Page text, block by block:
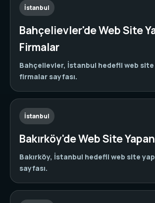
İstanbul
Bahçelievler'de Web Site
Firmalar
Bahçelievler, İstanbul hedefli web site
firmalar sayfası.
İstanbul
Bakırköy'de Web Site
Bakırköy, İstanbul hedefli web site
sayfası.